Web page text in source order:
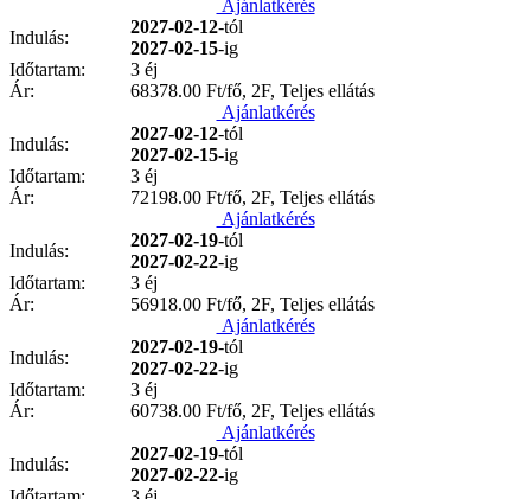
Ajánlatkérés
Indulás:
2027-02-12-tól
2027-02-15-ig
Időtartam:
3 éj
Ár:
68378.00 Ft/fő, 2F, Teljes ellátás
Ajánlatkérés
Indulás:
2027-02-12-tól
2027-02-15-ig
Időtartam:
3 éj
Ár:
72198.00 Ft/fő, 2F, Teljes ellátás
Ajánlatkérés
Indulás:
2027-02-19-tól
2027-02-22-ig
Időtartam:
3 éj
Ár:
56918.00 Ft/fő, 2F, Teljes ellátás
Ajánlatkérés
Indulás:
2027-02-19-tól
2027-02-22-ig
Időtartam:
3 éj
Ár:
60738.00 Ft/fő, 2F, Teljes ellátás
Ajánlatkérés
Indulás:
2027-02-19-tól
2027-02-22-ig